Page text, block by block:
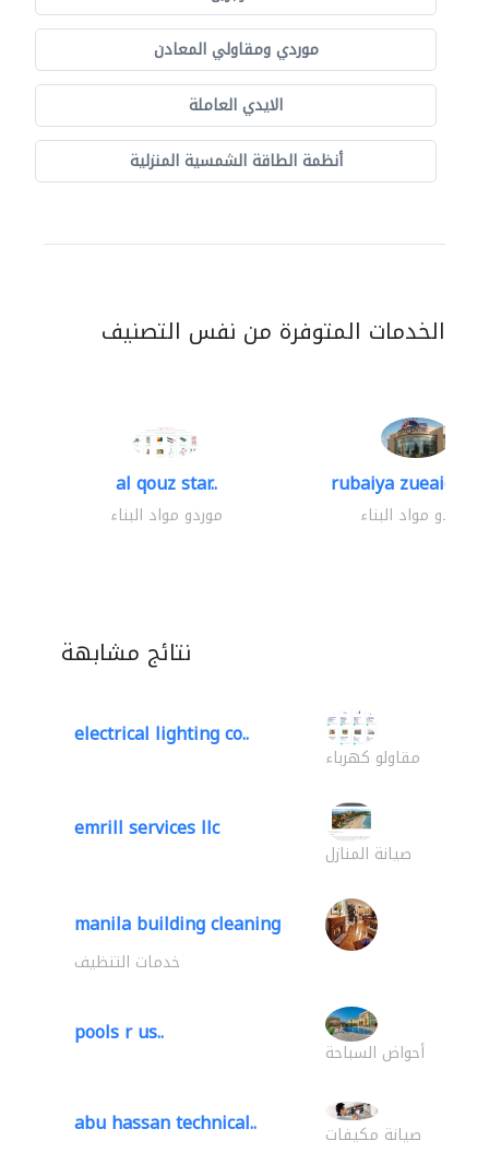
موردي ومقاولي المعادن
الايدي العاملة
أنظمة الطاقة الشمسية المنزلية
الخدمات المتوفرة من نفس التصنيف
al qouz star..
موردو مواد البناء
rubaiya zueaid
موردو مواد البناء
نتائج مشابهة
electrical lighting co..
مقاولو كهرباء
emrill services llc
صيانة المنازل
manila building cleaning
خدمات التنظيف
pools r us..
أحواض السباحة
abu hassan technical.. صيانة مكيفات